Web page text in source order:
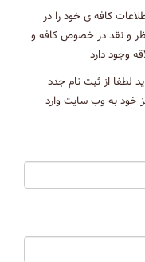
کافه ی خود را در
و نقد در خصوص کافه و
وجود دارد
لطفا از ثبت نام جدد
خود به وب سایت وارد